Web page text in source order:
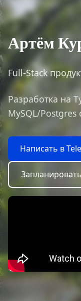
Артём
Full-Stack
Разработка на
MySQL/Postgres
Написать в